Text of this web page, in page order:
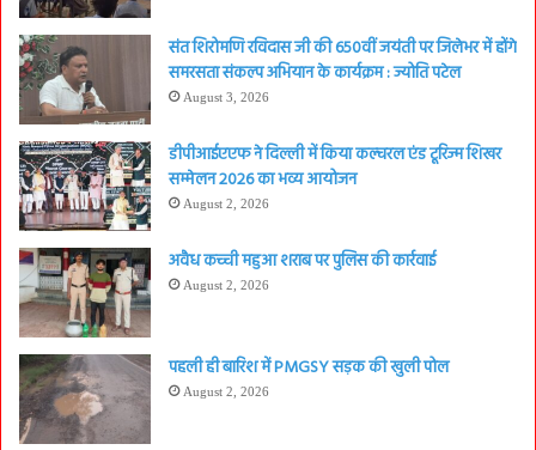
संत शिरोमणि रविदास जी की 650वीं जयंती पर जिलेभर में होंगे
समरसता संकल्प अभियान के कार्यक्रम : ज्योति पटेल
August 3, 2026
डीपीआईएएफ ने दिल्ली में किया कल्चरल एंड टूरिज्म शिखर
सम्मेलन 2026 का भव्य आयोजन
August 2, 2026
अवैध कच्ची महुआ शराब पर पुलिस की कार्रवाई
August 2, 2026
पहली ही बारिश में PMGSY सड़क की खुली पोल
August 2, 2026